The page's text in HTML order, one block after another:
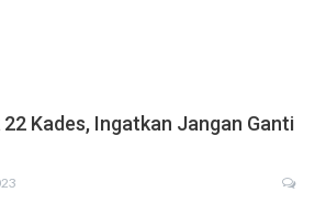
Kades, Ingatkan Jangan Ganti